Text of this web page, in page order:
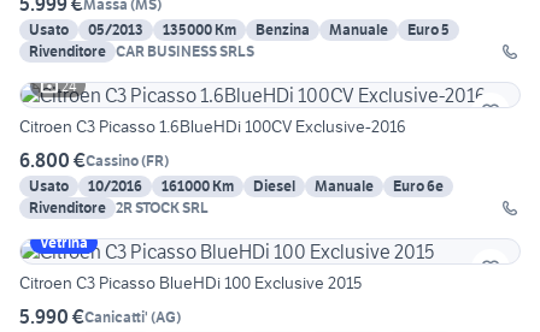
Massa (MS)
Usato
05/2013 135000 Km Benzina Manuale
Euro 5
Rivenditore CAR BUSINESS SRLS
24
Citroen C3 Picasso 1.6BlueHDi 100CV Exclusive-2016
6.800 €Cassino(FR)
Usato
10/2016 161000 Km Diesel Manuale
Euro 6e
Rivenditore 2R STOCK SRL
Vetrina
Citroen C3 Picasso BlueHDi 100 Exclusive 2015
5.990 €Canicatti' (AG)